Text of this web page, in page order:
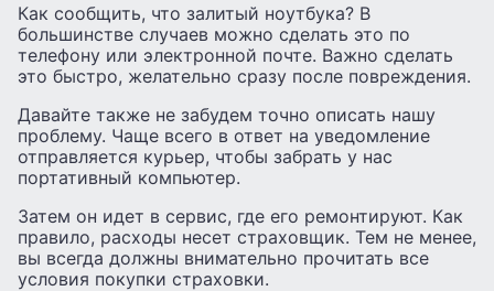
Как сообщить, что залитый ноутбука? В
большинстве случаев можно сделать это по
телефону или электронной почте. Важно сделать
это быстро, желательно сразу после повреждения.
Давайте также не забудем точно описать нашу
проблему. Чаще всего в ответ на уведомление
отправляется курьер, чтобы забрать у нас
портативный компьютер.
Затем он идет в сервис, где его ремонтируют. Как
правило, расходы несет страховщик. Тем не менее,
вы всегда должны внимательно прочитать все
условия покупки страховки.